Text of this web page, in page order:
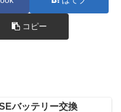
コピー
バッテリー交換